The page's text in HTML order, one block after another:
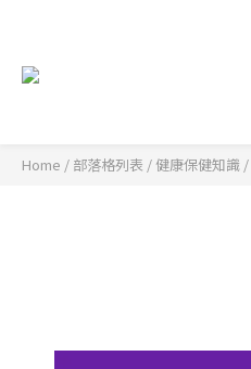
Home / 部落格列表 /健康保健知識 /